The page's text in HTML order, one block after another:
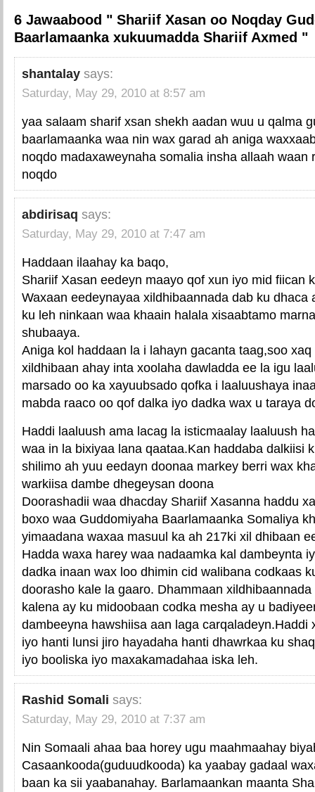
6 Jawaabood " Shariif Xasan oo Noqday
Baarlamaanka xukuumadda Shariif Axmed "
shantalay says:
Saturday, May 29, 2010 at 8:57 am
yaa salaam sharif xsan shekh aadan wuu u qalma
baarlamaanka waa nin wax garad ah aniga
noqdo madaxaweynaha somalia insha allaah waan
noqdo
abdirisaq says:
Saturday, May 29, 2010 at 7:47 am
Haddaan ilaahay ka baqo,
Shariif Xasan eedeyn maayo qof xun iyo mid fiican
Waxaan eedeynayaa xildhibaannada dab ku dhaca
ku leh ninkaan waa khaain halala xisaabtamo
shubaaya.
Aniga kol haddaan la i lahayn gacanta taag,soo
xildhibaan ahay inta xoolaha dawladda ee la igu
marsado oo ka xayuubsado qofka i laaluushaya
mabda raaco oo qof dalka iyo dadka wax u taraya
Haddi laaluush ama lacag la isticmaalay laaluush
waa in la bixiyaa lana qaataa.Kan haddaba dalkiisi
shilimo ah yuu eedayn doonaa markey berri wax
warkiisa dambe dhegeysan doona
Doorashadii waa dhacday Shariif Xasanna haddu
boxo waa Guddomiyaha Baarlamaanka Somaliya
yimaadana waxaa masuul ka ah 217ki xil dhibaan
Hadda waxa harey waa nadaamka kal dambeynta
dadka inaan wax loo dhimin cid walibana codkaas
doorasho kale la gaaro. Dhammaan
kalena ay ku midoobaan codka mesha ay u
dambeeyna hawshiisa aan laga carqaladeyn.Haddi
iyo hanti lunsi jiro hayadaha hanti dhawrkaa ku
iyo booliska iyo maxakamadahaa iska leh.
Rashid Somali says:
Saturday, May 29, 2010 at 7:37 am
Nin Somaali ahaa baa horey ugu maahmaahay
Casaankooda(guduudkooda) ka yaabay gadaal
baan ka sii yaabanahay. Barlamaankan maanta